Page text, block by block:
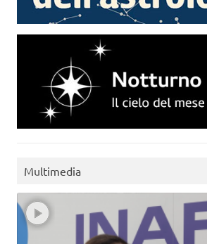
Multimedia